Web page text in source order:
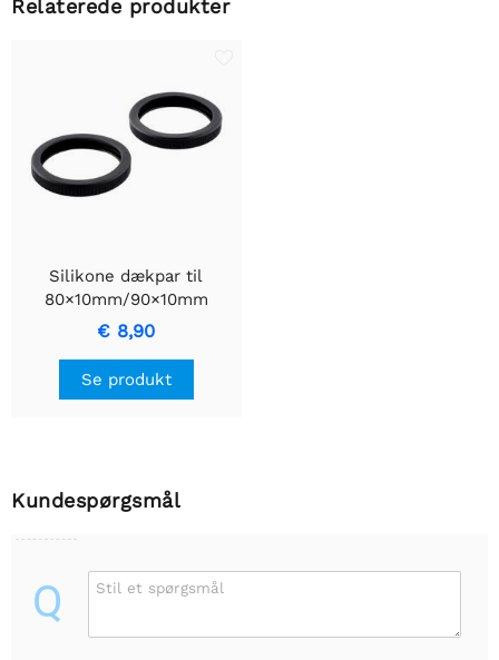
Relaterede produkter
Silikone dækpar til
80×10mm/90×10mm
Pololu hjul
€ 8,90
Se produkt
Kundespørgsmål
Q Stil et spørgsmål